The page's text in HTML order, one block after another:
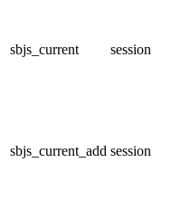
sbjs_current session
sbjs_current_add session